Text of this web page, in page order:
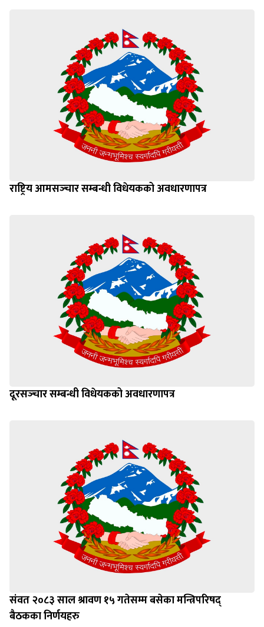
राष्ट्रिय आमसञ्‍चार सम्बन्धी विधेयकको अवधारणापत्र
दूरसञ्‍चार सम्बन्धी विधेयकको अवधारणापत्र
संवत २०८३ साल श्रावण १५ गतेसम्म बसेका मन्त्रिपरिषद्
बैठकका निर्णयहरु